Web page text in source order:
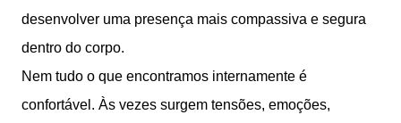
desenvolver uma presença mais compassiva e segura
dentro do corpo.
Nem tudo o que encontramos internamente é
confortável. Às vezes surgem tensões, emoções,